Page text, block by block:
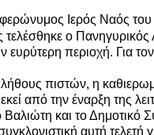
Ιερός Ναός του
ο Πανηγυρικός
περιοχή. Για τον
πιστών, η
από την έναρξη της
και το Δημοτικό
αυτή τελετή